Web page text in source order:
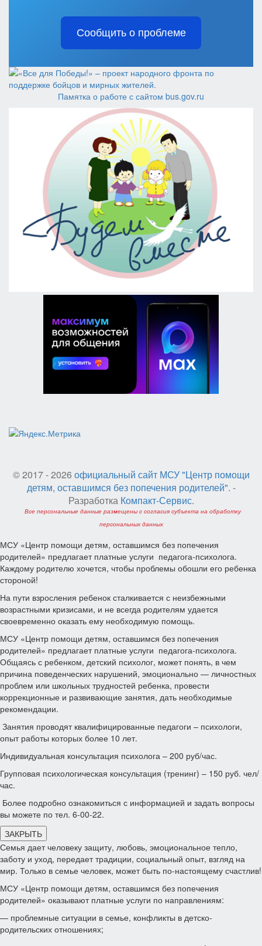
Сообщить о проблеме
Памятка о работе с сайтом bus.gov.ru
© 2017 - 2026 официальный сайт МСУ "Центр помощи
детям, оставшимся без попечения родителей". -
Разработка Компакт-Сервис.
Все персональные данные размещены с согласия субъекта на обработку
персональных данных
МСУ «Центр помощи детям, оставшимся без попечения
родителей» предлагает платные услуги педагога-психолога.
Каждому родителю хочется, чтобы проблемы обошли его ребенка
стороной!
На пути взросления ребенок сталкивается с неизбежными
возрастными кризисами, и не всегда родителям удается
своевременно оказать ему необходимую помощь.
МСУ «Центр помощи детям, оставшимся без попечения
родителей» предлагает платные услуги педагога-психолога.
Общаясь с ребенком, детский психолог, может понять, в чем
причина поведенческих нарушений, эмоционально — личностных
проблем или школьных трудностей ребенка, провести
коррекционные и развивающие занятия, дать необходимые
рекомендации.
Занятия проводят квалифицированные педагоги – психологи,
опыт работы которых более 10 лет.
Индивидуальная консультация психолога – 200 руб/час.
Групповая психологическая консультация (тренинг) – 150 руб. чел/
час.
Более подробно ознакомиться с информацией и задать вопросы
вы можете по тел. 6-00-22.
ЗАКРЫТЬ
Семья дает человеку защиту, любовь, эмоциональное тепло,
заботу и уход, передает традиции, социальный опыт, взгляд на
мир. Только в семье человек, может быть по-настоящему счастлив!
МСУ «Центр помощи детям, оставшимся без попечения
родителей» оказывают платные услуги по направлениям:
— проблемные ситуации в семье, конфликты в детско-
родительских отношениях;